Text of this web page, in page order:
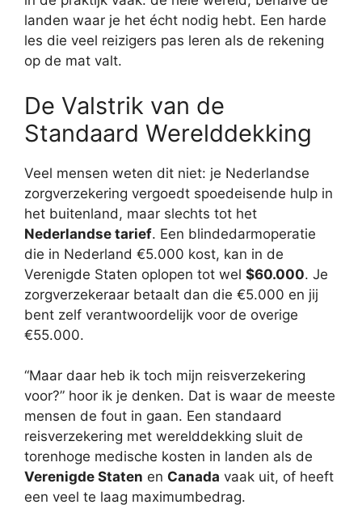
landen waar je het écht nodig hebt. Een harde
les die veel reizigers pas leren als de rekening
op de mat valt.
De Valstrik van de
Standaard Werelddekking
Veel mensen weten dit niet: je Nederlandse
zorgverzekering vergoedt spoedeisende hulp in
het buitenland, maar slechts tot het
Nederlandse tarief. Een blindedarmoperatie
die in Nederland €5.000 kost, kan in de
Verenigde Staten oplopen tot wel $60.000. Je
zorgverzekeraar betaalt dan die €5.000 en jij
bent zelf verantwoordelijk voor de overige
€55.000.
“Maar daar heb ik toch mijn reisverzekering
voor?” hoor ik je denken. Dat is waar de meeste
mensen de fout in gaan. Een standaard
reisverzekering met werelddekking sluit de
torenhoge medische kosten in landen als de
Verenigde Staten en Canada vaak uit, of heeft
een veel te laag maximumbedrag.